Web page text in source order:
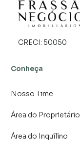
CRECI: 50050
Conheça
Nosso Time
Área do Proprietário
Área do Inquilino